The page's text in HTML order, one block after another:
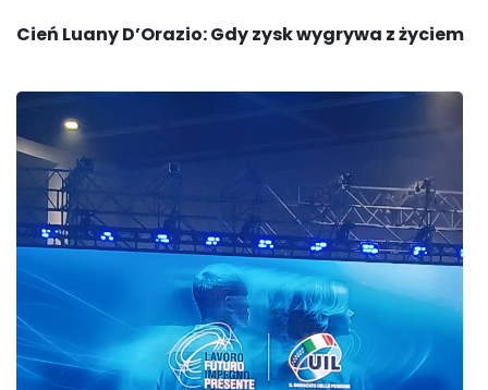
Cień Luany D’Orazio: Gdy zysk wygrywa z życiem